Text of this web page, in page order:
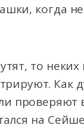
когда
то
Как
проверяют
на